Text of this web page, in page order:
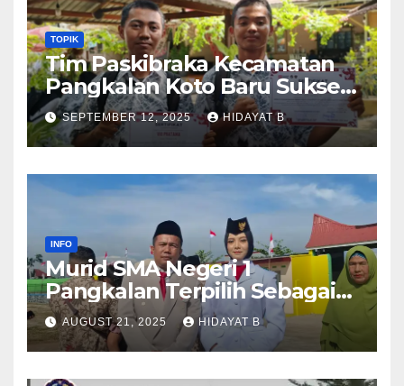
TOPIK
Tim Paskibraka Kecamatan
Pangkalan Koto Baru Sukses
Laksanakan Tugas pada
Upacara 17 Agustus 2025
SEPTEMBER 12, 2025 HIDAYAT B
INFO
Murid SMA Negeri 1
Pangkalan Terpilih Sebagai
Anggota Paskibra Tingkat
Kabupaten Lima Puluh Kota
AUGUST 21, 2025 HIDAYAT B